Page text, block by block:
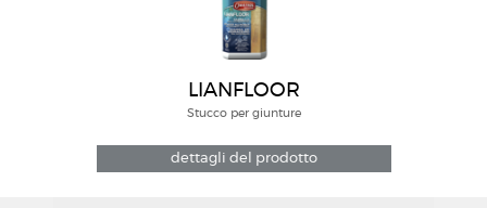
LIANFLOOR
Stucco per giunture
dettagli del prodotto